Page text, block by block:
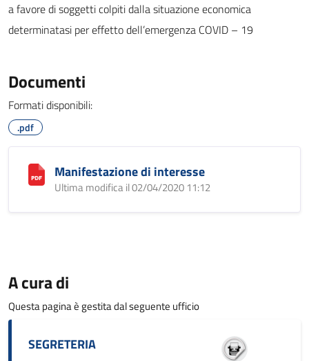
a favore di soggetti colpiti dalla situazione economica
determinatasi per effetto dell’emergenza COVID – 19
Documenti
Formati disponibili:
.pdf
Manifestazione di interesse
Ultima modifica il 02/04/2020 11:12
A cura di
Questa pagina è gestita dal seguente ufficio
SEGRETERIA